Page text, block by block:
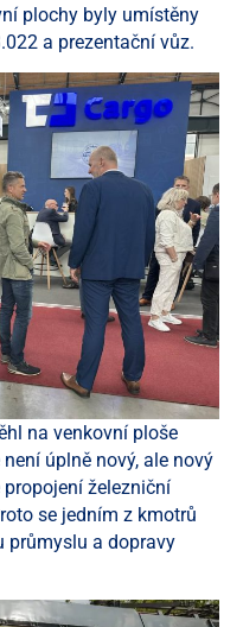
plochy byly umístěny
a prezentační vůz.
na venkovní ploše
úplně nový, ale nový
železniční
se jedním z kmotrů
průmyslu a dopravy